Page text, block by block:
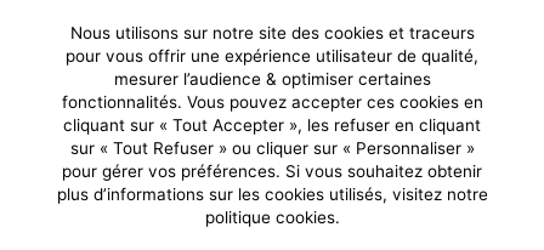
Email
23 rue Ponchardier
42010 Saint-Etienne
Cedex2
CONTACTEZ-NOUS
04 77 45 55 45
Boulevard Jules Janin /
Allée des Olympiades
42000-Saint Etienne
Nous utilisons sur notre site des cookies et traceurs
pour vous offrir une expérience utilisateur de qualité,
mesurer l’audience & optimiser certaines
fonctionnalités. Vous pouvez accepter ces cookies en
cliquant sur « Tout Accepter », les refuser en cliquant
sur « Tout Refuser » ou cliquer sur « Personnaliser »
pour gérer vos préférences. Si vous souhaitez obtenir
plus d’informations sur les cookies utilisés, visitez notre
politique cookies.